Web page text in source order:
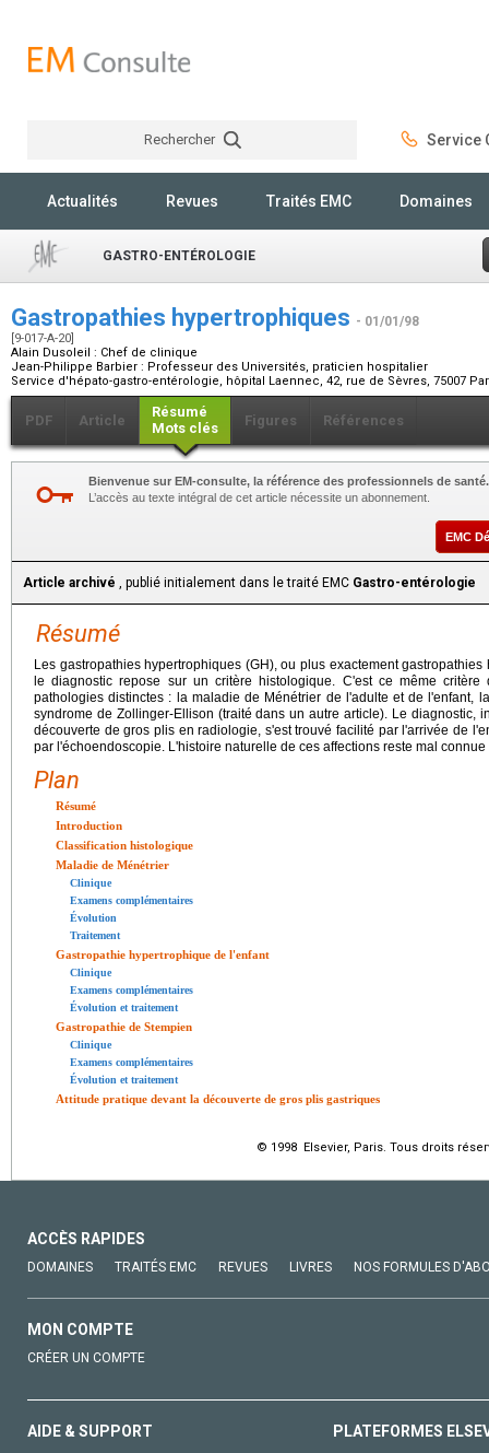
Rechercher Service
Actualités Revues Traités EMC Domaines
GASTRO-ENTÉROLOGIE
Gastropathies hypertrophiques - 01/01/98
[9-017-A-20]
Alain Dusoleil : Chef de clinique
Jean-Philippe Barbier : Professeur des Universités, praticien hospitalier
Service d'hépato-gastro-entérologie, hôpital Laennec, 42, rue de Sèvres, 75007
PDF Article
Résumé
Mots clés
Figures Références
Bienvenue sur EM-consulte, la référence des professionnels de santé.
L’accès au texte intégral de cet article nécessite un abonnement.
EMC
Article archivé , publié initialement dans le traité EMC Gastro-entérologie
Résumé
Les gastropathies hypertrophiques (GH), ou plus exactement
le diagnostic repose sur un critère histologique. C'est ce même
pathologies distinctes : la maladie de Ménétrier de l'adulte et de l'enfant,
syndrome de Zollinger-Ellison (traité dans un autre article). Le diagnostic,
découverte de gros plis en radiologie, s'est trouvé facilité par l'arrivée de
par l'échoendoscopie. L'histoire naturelle de ces affections reste mal
Plan
Résumé
Introduction
Classification histologique
Maladie de Ménétrier
Clinique
Examens complémentaires
Évolution
Traitement
Gastropathie hypertrophique de l'enfant
Clinique
Examens complémentaires
Évolution et traitement
Gastropathie de Stempien
Clinique
Examens complémentaires
Évolution et traitement
Attitude pratique devant la découverte de gros plis gastriques
© 1998 Elsevier, Paris. Tous droits
ACCÈS RAPIDES
DOMAINES TRAITÉS EMC REVUES LIVRES NOS FORMULES
MON COMPTE
CRÉER UN COMPTE
AIDE & SUPPORT PLATEFORMES